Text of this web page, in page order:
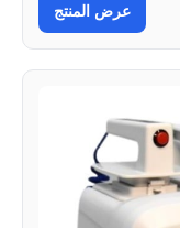
عرض المنتج